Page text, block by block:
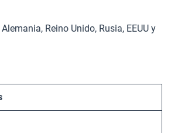
Reino Unido, Rusia, EEUU y